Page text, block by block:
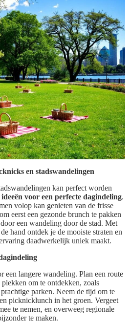
en stadswandelingen
kan perfect worden
ideeën voor een perfecte dagindeling.
volop kan genieten van de frisse
eerst een gezonde brunch te pakken
een wandeling door de stad. Met
hand ontdek je de mooiste straten en
daadwerkelijk uniek maakt.
een langere wandeling. Plan een route
om te ontdekken, zoals
parken. Neem de tijd om te
picknicklunch in het groen. Vergeet
te nemen, en overweeg regionale
te maken.